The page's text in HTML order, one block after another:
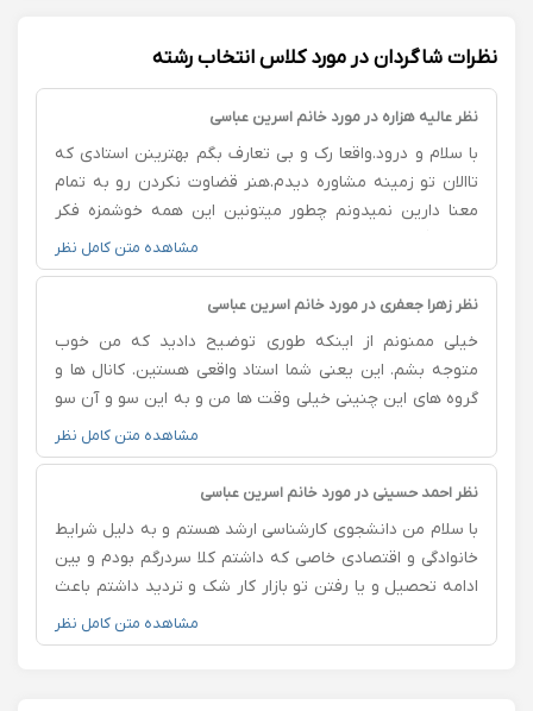
نظرات شاگردان در مورد کلاس انتخاب رشته
نظر عالیه هزاره در مورد خانم اسرین عباسی
با سلام و درود.واقعا رک و بی تعارف بگم بهترینن استادی که
تاالان تو زمینه مشاوره دیدم.هنر قضاوت نکردن رو به تمام
معنا دارین نمیدونم چطور میتونین این همه خوشمزه فکر
کنین :)و قدرت بیان عااالی توی هر زمینه ای. بارها گفتم
حرفاتون وسط سخت ترین لحظات زندگیم آب رو آتیش
بوده.دستی بودین از دستای خدا برا من بی نهایت ممنونم
مشاهده متن کامل نظر
نظر زهرا جعفری در مورد خانم اسرین عباسی
خیلی ممنونم از اینکه طوری توضیح دادید که من خوب
متوجه بشم. این یعنی شما استاد واقعی هستین. کانال ها و
گروه های این چنینی خیلی وقت ها من و به این سو و آن سو
می کشوند. با توضیح شما از الان به بعد برای اونها راهکار
مشخص دارم شاید نتونم درست بیان کنم این چند روز که
باهاتون صحبت کردم چقدر زیاد به علم و مهارت و توانایی
چقدر رفته رفته آرامش عمیقی به من داده. ای کاش زودتر با
شما آشنا میشدم ولی اشکالی نداره، چون اعتقاد دارم که خدا
هر کسی و سر موقع مناسبش در مسیر مشخصی قرار میده.
من باید تلاش کنم با فکر و عمل درست حفظش کنم و رشد
مشاهده متن کامل نظر
نظر احمد حسینی در مورد خانم اسرین عباسی
با سلام من دانشجوی کارشناسی ارشد هستم و به دلیل شرایط
خانوادگی و اقتصادی خاصی که داشتم کلا سردرگم بودم و بین
ادامه تحصیل و یا رفتن تو بازار کار شک و تردید داشتم باعث
شده بود راکت بمونم و نه درسمو خوب بخونم نه درآمدی
داشته باشم و با راهنمایی های خانم عباسی من مسیر خودمو
مشاهده متن کامل نظر